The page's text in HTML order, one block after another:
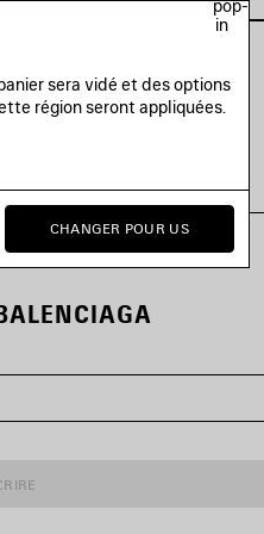
LOOKS
pop-
in
sera vidé et des options
région seront appliquées.
CHANGER POUR US